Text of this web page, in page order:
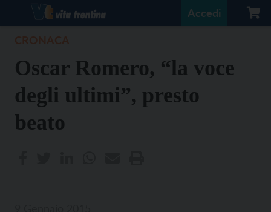
Accedi
Oscar Romero, “la voce
degli ultimi”, presto
beato